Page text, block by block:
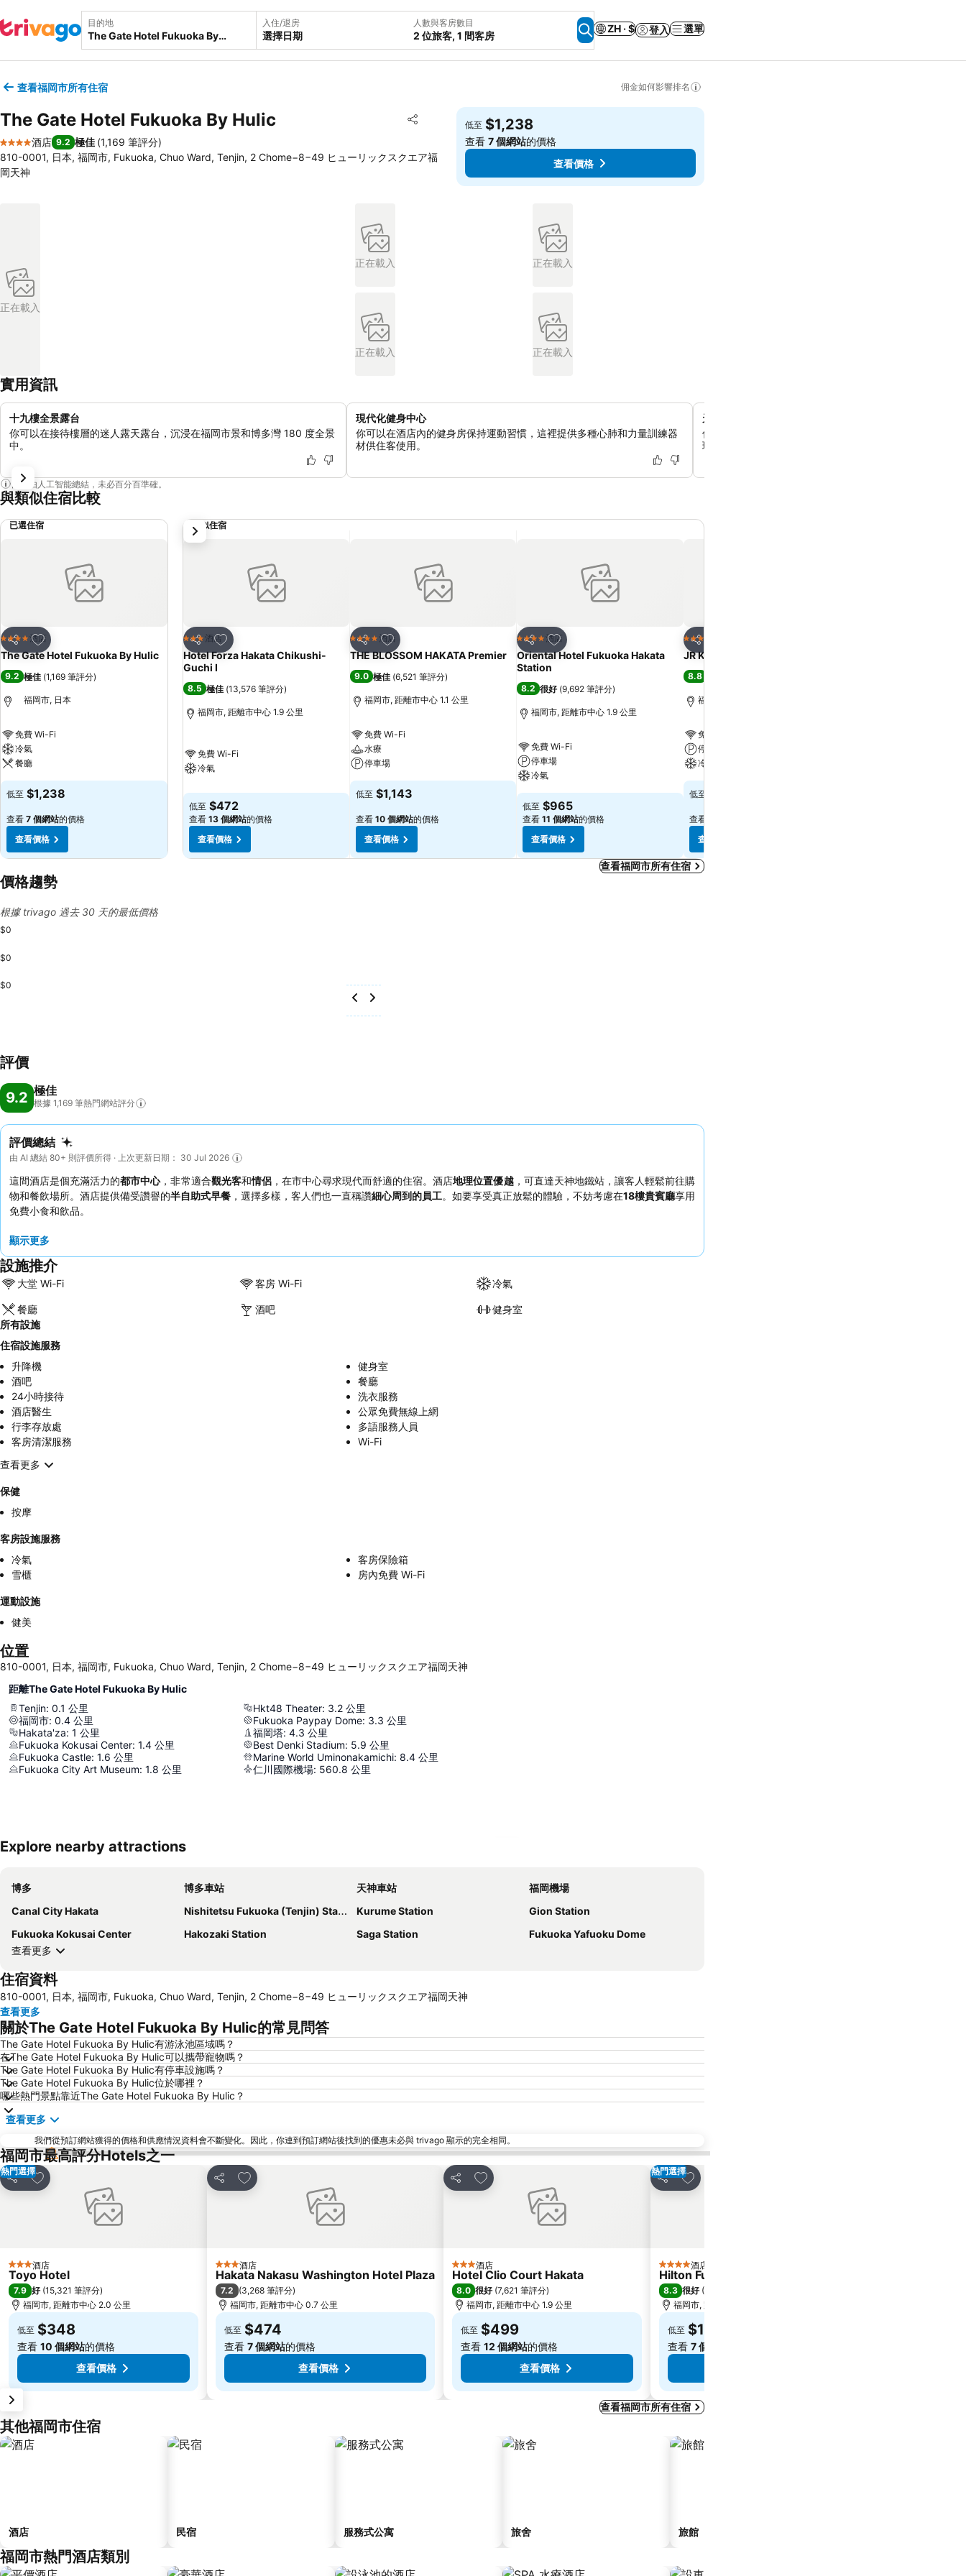
目的地 入住/退房
選擇日期
人數與客房數目
2 位旅客, 1 間客房
ZH · $ 登入 選單
查看福岡市所有住宿 佣金如何影響排名
The Gate Hotel Fukuoka By Hulic 分享
放到收藏夾
4 星級
酒店 9.2 極佳 (1,169 筆評分)
810-0001, 日本, 福岡市, Fukuoka, Chuo Ward, Tenjin, 2 Chome−8−49 ヒューリックスクエア福
岡天神
低至 $1,238
查看7 個網站的價格
查看價格
正在載入
正在載入 正在載入
正在載入 正在載入
實用資訊
十九樓全景露台
你可以在接待樓層的迷人露天露台，沉浸在福岡市景和博多灣 180 度全景
中。
現代化健身中心
你可以在酒店內的健身房保持運動習慣，這裡提供多種心肺和力量訓練器
材供住客使用。
天神站上方的城市綠洲
你可以在這家新開業的酒店享受精緻的住宿體驗，為重視
現代風格的旅客提供精緻的休憩之所。
內容由人工智能總結，未必百分百準確。
與類似住宿比較
已選住宿
分享
放到收藏夾
4 星級 酒店
The Gate Hotel Fukuoka By Hulic
9.2 極佳 (1,169 筆評分)
福岡市, 日本
免費 Wi-Fi
冷氣
餐廳
低至 $1,238
查看 7 個網站的價格
查看價格
類似住宿
分享
放到收藏夾
3 星級酒店
Hotel Forza Hakata Chikushi-
Guchi Ⅰ
8.5 極佳 (13,576 筆評分)
福岡市, 距離市中心 1.9 公里
免費 Wi-Fi
冷氣
低至 $472
查看 13 個網站的價格
查看價格
分享
放到收藏夾
4 星級 酒店
THE BLOSSOM HAKATA Premier
9.0 極佳 (6,521 筆評分)
福岡市, 距離市中心 1.1 公里
免費 Wi-Fi
水療
停車場
低至 $1,143
查看 10 個網站的價格
查看價格
分享
放到收藏夾
4 星級 酒店
Oriental Hotel Fukuoka Hakata
Station
8.2 很好 (9,692 筆評分)
福岡市, 距離市中心 1.9 公里
免費 Wi-Fi
停車場
冷氣
低至 $965
查看 11 個網站的價格
查看價格
分享
4 星級
JR Kyushu Blossom Hakata Chuo
8.8
福岡市, 距離市中心 1.5 公里
免費 Wi-Fi
停車場
冷氣
低至
查看
查看價格
下一步
查看福岡市所有住宿
價格趨勢
根據 trivago 過去 30 天的最低價格
$0
$0
$0
評價
9.2 極佳
根據 1,169 筆熱門網站評分
評價總結
由 AI 總結 80+ 則評價所得 · 上次更新日期： 30 Jul 2026
這間酒店是個充滿活力的都市中心，非常適合觀光客和情侶，在市中心尋求現代而舒適的住宿。酒店地理位置優越，可直達天神地鐵站，讓客人輕鬆前往購
物和餐飲場所。酒店提供備受讚譽的半自助式早餐 ，選擇多樣，客人們也一直稱讚細心周到的員工。如要享受真正放鬆的體驗，不妨考慮在18樓貴賓廳享用
免費小食和飲品。
顯示更多
設施推介
大堂 Wi-Fi 客房 Wi-Fi 冷氣
餐廳 酒吧
健身室
所有設施
住宿設施服務
升降機
健身室
酒吧
餐廳
24小時接待
洗衣服務
酒店醫生
公眾免費無線上網
行李存放處
多語服務人員
客房清潔服務
Wi-Fi
查看更多
保健
按摩
客房設施服務
冷氣
客房保險箱
雪櫃
房內免費 Wi-Fi
運動設施
健美
位置
810-0001, 日本, 福岡市, Fukuoka, Chuo Ward, Tenjin, 2 Chome−8−49 ヒューリックスクエア福岡天神
距離The Gate Hotel Fukuoka By Hulic
Tenjin: 0.1 公里
福岡市: 0.4 公里
Hakata'za: 1 公里
Fukuoka Kokusai Center: 1.4 公里
Fukuoka Castle: 1.6 公里
Fukuoka City Art Museum: 1.8 公里
Hkt48 Theater: 3.2 公里
Fukuoka Paypay Dome: 3.3 公里
福岡塔: 4.3 公里
Best Denki Stadium: 5.9 公里
Marine World Uminonakamichi: 8.4 公里
仁川國際機場: 560.8 公里
Explore nearby attractions
博多 博多車站 天神車站
福岡機場
Canal City Hakata
Nishitetsu Fukuoka (Tenjin) Station Kurume Station
Gion Station
Fukuoka Kokusai Center
Hakozaki Station Saga Station
Fukuoka Yafuoku Dome
查看更多
住宿資料
810-0001, 日本, 福岡市, Fukuoka, Chuo Ward, Tenjin, 2 Chome−8−49 ヒューリックスクエア福岡天神
查看更多
關於The Gate Hotel Fukuoka By Hulic的常見問答
The Gate Hotel Fukuoka By Hulic有游泳池區域嗎？
在The Gate Hotel Fukuoka By Hulic可以攜帶寵物嗎？
The Gate Hotel Fukuoka By Hulic有停車設施嗎？
The Gate Hotel Fukuoka By Hulic位於哪裡？
哪些熱門景點靠近The Gate Hotel Fukuoka By Hulic？
查看更多
我們從預訂網站獲得的價格和供應情況資料會不斷變化。因此，你連到預訂網站後找到的優惠未必與 trivago 顯示的完全相同。
福岡市最高評分Hotels之一
熱門選擇
分享
放到收藏夾
3 星級酒店
Toyo Hotel
7.9 好 (15,321 筆評分)
福岡市, 距離市中心 2.0 公里
低至 $348
查看 10 個網站的價格
查看價格
分享
放到收藏夾
3 星級酒店
Hakata Nakasu Washington Hotel Plaza
7.2 (3,268 筆評分)
福岡市, 距離市中心 0.7 公里
低至 $474
查看 7 個網站的價格
查看價格
分享
放到收藏夾
3 星級酒店
Hotel Clio Court Hakata
8.0 很好 (7,621 筆評分)
福岡市, 距離市中心 1.9 公里
低至 $499
查看 12 個網站的價格
查看價格
熱門選擇
分享
放到收藏夾
4 星級 酒店
Hilton Fukuoka Sea Hawk
8.3 很好 (
福岡市, 距離市中心 3.9 公里
低至 $1,077
查看 7 個網站
查看福岡市所有住宿
其他福岡市住宿
酒店 民宿 服務式公寓 旅舍 旅館
福岡市熱門酒店類別